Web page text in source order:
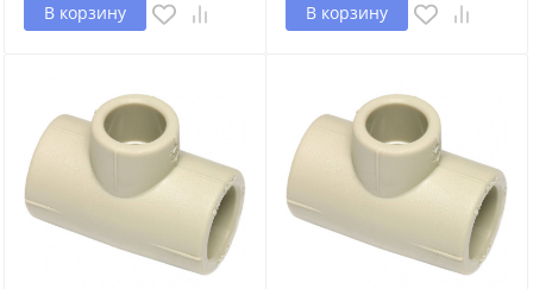
В корзину В корзину